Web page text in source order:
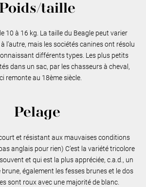
Poids/taille
10 à 16 kg. La taille du Beagle peut varier
l’autre, mais les sociétés canines ont résolu
différents types. Les plus petits
dans un sac, par les chasseurs à cheval,
remonte au 18ème siècle.
Pelage
et résistant aux mauvaises conditions
anglais pour rien) C’est la variété tricolore
et qui est la plus appréciée, c.a.d., un
également les fesses brunes et le dos
sont roux avec une majorité de blanc.